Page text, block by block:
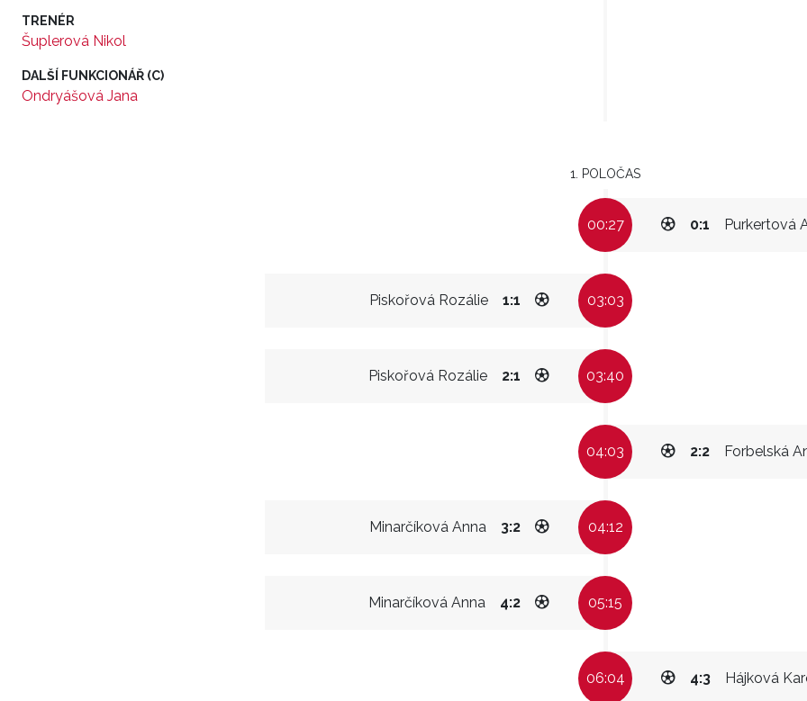
TRENÉR
Šuplerová Nikol
DALŠÍ FUNKCIONÁŘ (C)
Ondryášová Jana
1. POLOČAS
00:27 Purkertová
0:1
Piskořová Rozálie 1:1 03:03
Piskořová Rozálie 2:1 03:40
04:03 Forbelská
2:2
Minarčíková Anna 3:2 04:12
Minarčíková Anna 4:2 05:15
06:04 Hájková
4:3